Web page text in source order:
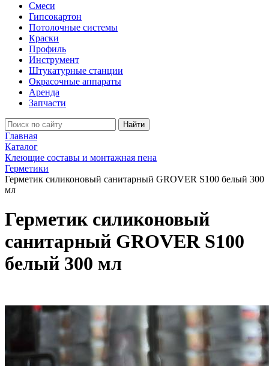
Смеси
Гипсокартон
Потолочные системы
Краски
Профиль
Инструмент
Штукатурные станции
Окрасочные аппараты
Аренда
Запчасти
Найти
Главная
Каталог
Клеющие составы и монтажная пена
Герметики
Герметик силиконовый санитарный GROVER S100 белый 300
мл
Герметик силиконовый
санитарный GROVER S100
белый 300 мл